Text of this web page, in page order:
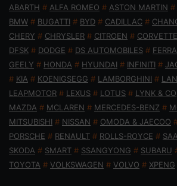
ABARTH # ALFA ROMEO # ASTON MARTIN #
BMW # BUGATTI # BYD # CADILLAC #
CHERY # CHRYSLER # CITROEN # CORVETTE
DFSK # DODGE # DS AUTOMOBILES #
GEELY # HONDA # HYUNDAI # INFINITI #
# KIA # KOENIGSEGG # LAMBORGHINI #
LEAPMOTOR # LEXUS # LOTUS # LYNK & CO
MAZDA # MCLAREN # MERCEDES-BENZ #
MITSUBISHI # NISSAN # OMODA & JAECOO
PORSCHE # RENAULT # ROLLS-ROYCE #
SKODA # SMART # SSANGYONG # SUBARU
TOYOTA # VOLKSWAGEN # VOLVO # XPENG